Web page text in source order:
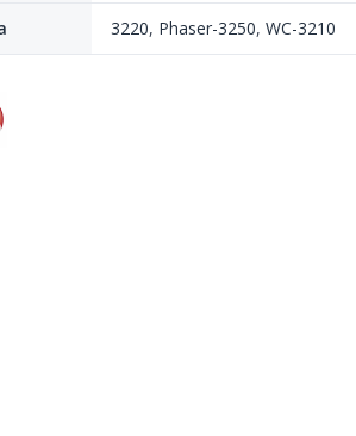
3220, Phaser-3250,WC-3210